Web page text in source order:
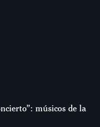
músicos de la